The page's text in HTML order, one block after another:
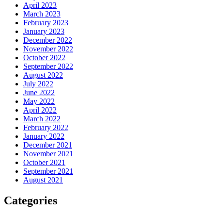
April 2023
March 2023
February 2023
January 2023
December 2022
November 2022
October 2022
September 2022
August 2022
July 2022
June 2022
May 2022
April 2022
March 2022
February 2022
January 2022
December 2021
November 2021
October 2021
September 2021
August 2021
Categories